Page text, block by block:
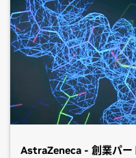
AstraZeneca - 創業パー